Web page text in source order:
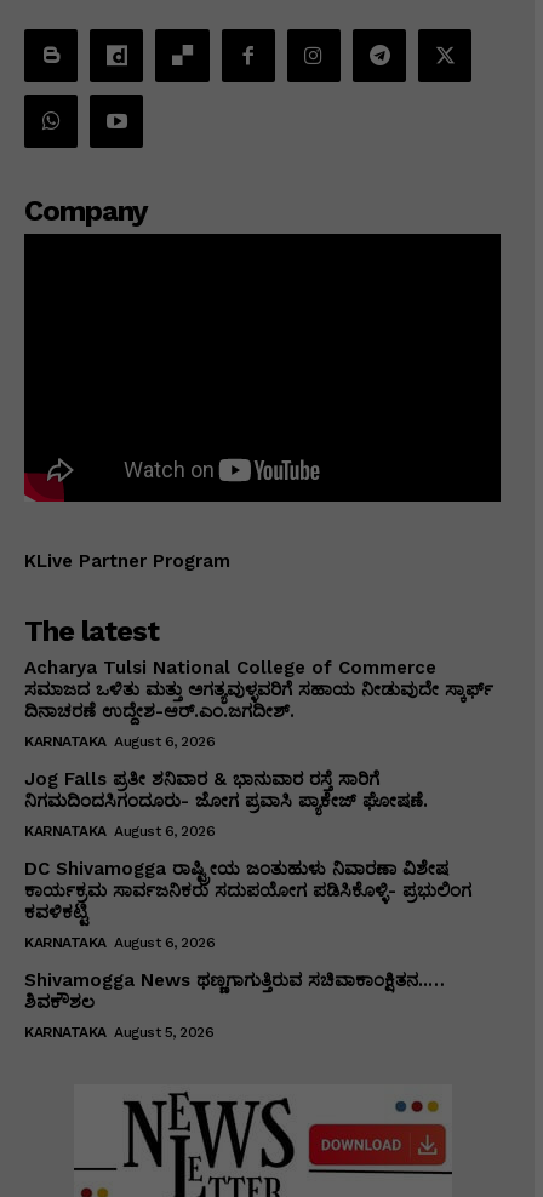
Company
KLive Partner Program
The latest
Acharya Tulsi National College of Commerce
ಸಮಾಜದ ಒಳಿತು ಮತ್ತು ಅಗತ್ಯವುಳ್ಳವರಿಗೆ ಸಹಾಯ ನೀಡುವುದೇ ಸ್ಕಾರ್ಫ್
ದಿನಾಚರಣೆ ಉದ್ದೇಶ-ಆರ್.ಎಂ.ಜಗದೀಶ್.
KARNATAKA August 6, 2026
Jog Falls ಪ್ರತೀ ಶನಿವಾರ & ಭಾನುವಾರ ರಸ್ತೆ ಸಾರಿಗೆ
ನಿಗಮದಿಂದಸಿಗಂದೂರು- ಜೋಗ ಪ್ರವಾಸಿ ಪ್ಯಾಕೇಜ್ ಘೋಷಣೆ.
KARNATAKA August 6, 2026
DC Shivamogga ರಾಷ್ಟ್ರೀಯ ಜಂತುಹುಳು ನಿವಾರಣಾ ವಿಶೇಷ
ಕಾರ್ಯಕ್ರಮ ಸಾರ್ವಜನಿಕರು ಸದುಪಯೋಗ ಪಡಿಸಿಕೊಳ್ಳಿ- ಪ್ರಭುಲಿಂಗ
ಕವಳಿಕಟ್ಟಿ
KARNATAKA August 6, 2026
Shivamogga News ಥಣ್ಣಗಾಗುತ್ತಿರುವ ಸಚಿವಾಕಾಂಕ್ಷಿತನ..…
ಶಿವಕೌಶಲ
KARNATAKA August 5, 2026